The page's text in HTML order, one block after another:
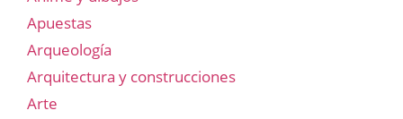
Apuestas
Arqueología
Arquitectura y construcciones
Arte